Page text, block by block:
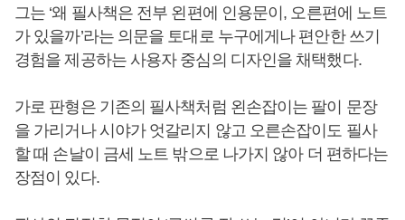
그는 ‘왜 필사책은 전부 왼편에 인용문이, 오른편에 노트
가 있을까’라는 의문을 토대로 누구에게나 편안한 쓰기
경험을 제공하는 사용자 중심의 디자인을 채택했다.
가로 판형은 기존의 필사책처럼 왼손잡이는 팔이 문장
을 가리거나 시야가 엇갈리지 않고 오른손잡이도 필사
할 때 손날이 금세 노트 밖으로 나가지 않아 더 편하다는
장점이 있다.